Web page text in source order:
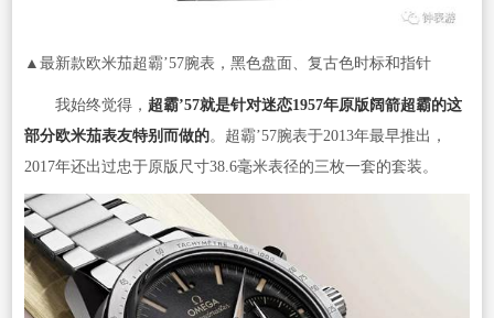
▲最新款欧米茄超霸’57腕表，黑色盘面、复古色时标和指针
我始终觉得， 超霸’57就是针对迷恋1957年原版阔箭超霸的这
部分欧米茄表友特别而做的。超霸’57腕表于2013年最早推出，
2017年还出过忠于原版尺寸38.6毫米表径的三枚一套的套装。